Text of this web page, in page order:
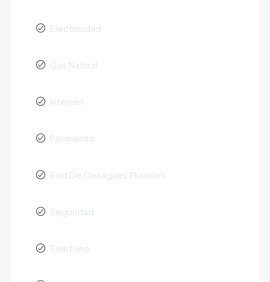
Electricidad
Gas Natural
Internet
Pavimento
Red De Desagües Pluviales
Seguridad
Teléfono